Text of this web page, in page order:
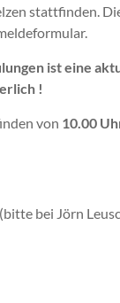
stattfinden.
ist eine
!
von 10.00
(bitte bei Jörn